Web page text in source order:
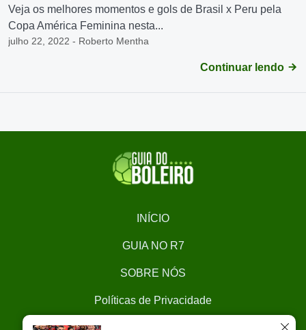
Veja os melhores momentos e gols de Brasil x Peru pela
Copa América Feminina nesta...
julho 22, 2022 - Roberto Mentha
Continuar lendo
INÍCIO
GUIA NO R7
SOBRE NÓS
Políticas de Privacidade